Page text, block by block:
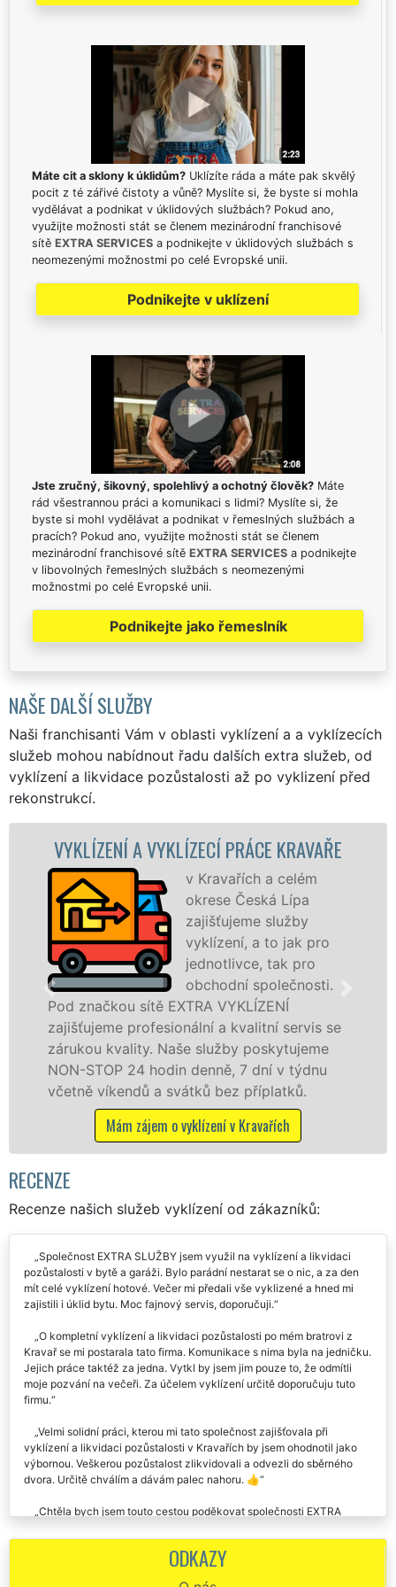
Máte cit a sklony k úklidům? Uklízíte ráda a máte pak skvělý
pocit z té zářivé čistoty a vůně? Myslíte si, že byste si mohla
vydělávat a podnikat v úklidových službách? Pokud ano,
využijte možnosti stát se členem mezinárodní franchisové
sítě EXTRA SERVICES a podnikejte v úklidových službách s
neomezenými možnostmi po celé Evropské unii.
Podnikejte v uklízení
Jste zručný, šikovný, spolehlivý a ochotný člověk? Máte
rád všestrannou práci a komunikaci s lidmi? Myslíte si, že
byste si mohl vydělávat a podnikat v řemeslných službách a
pracích? Pokud ano, využijte možnosti stát se členem
mezinárodní franchisové sítě EXTRA SERVICES a podnikejte
v libovolných řemeslných službách s neomezenými
možnostmi po celé Evropské unii.
Podnikejte jako řemeslník
NAŠE DALŠÍ SLUŽBY
Naši franchisanti Vám v oblasti vyklízení a a vyklízecích
služeb mohou nabídnout řadu dalších extra služeb, od
vyklízení a likvidace pozůstalosti až po vyklizení před
rekonstrukcí.
PRÁCE KRAVAŘE
v Kravařích a celém
okrese Česká Lípa
zajišťujeme služby
vyklízení, a to jak pro
jednotlivce, tak pro
obchodní společnosti.
VYKLÍZENÍ
a kvalitní servis se
služby poskytujeme
denně, 7 dní v týdnu
bez příplatků.
vyklízení v Kravařích
VYKLÍZECÍ
v Kravařích a okolí.
jak fyzickým, tak
zárukou kvalitně
STOP bez dalších
Mám zájem o
RECENZE
Recenze našich služeb vyklízení od zákazníků:
Společnost EXTRA SLUŽBY jsem využil na vyklízení a likvidaci
pozůstalosti v bytě a garáži. Bylo parádní nestarat se o nic, a za den
mít celé vyklízení hotové. Večer mi předali vše vyklizené a hned mi
zajistili i úklid bytu. Moc fajnový servis, doporučuji.
O kompletní vyklízení a likvidaci pozůstalosti po mém bratrovi z
Kravař se mi postarala tato firma. Komunikace s nima byla na jedničku.
Jejich práce taktéž za jedna. Vytkl by jsem jim pouze to, že odmítli
moje pozvání na večeři. Za účelem vyklízení určitě doporučuju tuto
firmu.
Velmi solidní práci, kterou mi tato společnost zajišťovala při
vyklízení a likvidaci pozůstalosti v Kravařích by jsem ohodnotil jako
výbornou. Veškerou pozůstalost zlikvidovali a odvezli do sběrného
dvora. Určitě chválím a dávám palec nahoru. 👍
Chtěla bych jsem touto cestou poděkovat společnosti EXTRA
likvidaci pozůstalosti po mé mamince. Děkuji vám chlapci za vaši
ODKAZY